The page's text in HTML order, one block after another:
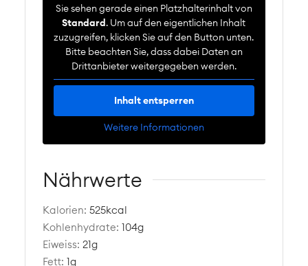
Sie sehen gerade einen Platzhalterinhalt von
Standard . Um auf den eigentlichen Inhalt
zuzugreifen, klicken Sie auf den Button unten.
Bitte beachten Sie, dass dabei Daten an
Drittanbieter weitergegeben werden.
Inhalt entsperren
Weitere Informationen
Nährwerte
Kalorien:525kcal
Kohlenhydrate:104g
Eiweiss:21g
Fett:1g